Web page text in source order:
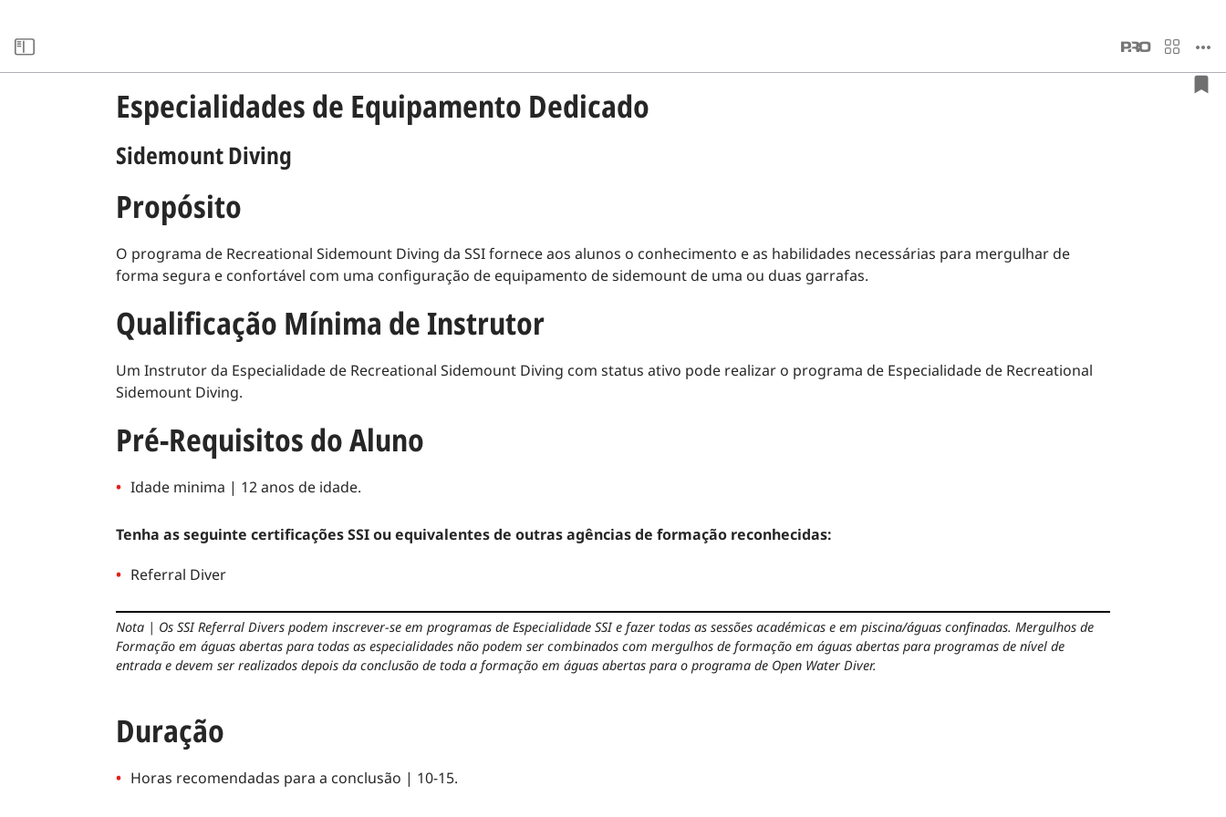
Especialidades de Equipamento Dedicado
Sidemount Diving
Propósito
O programa de Recreational Sidemount Diving da SSI fornece aos alunos o conhecimento e as habilidades necessárias para mergulhar de
forma segura e confortável com uma configuração de equipamento de sidemount de uma ou duas garrafas.
Qualificação Mínima de Instrutor
Um Instrutor da Especialidade de Recreational Sidemount Diving com status ativo pode realizar o programa de Especialidade de Recreational
Sidemount Diving.
Pré-Requisitos do Aluno
Idade minima | 12 anos de idade.
Tenha as seguinte certificações SSI ou equivalentes de outras agências de formação reconhecidas:
Referral Diver
Nota | Os SSI Referral Divers podem inscrever-se em programas de Especialidade SSI e fazer todas as sessões académicas e em piscina/águas confinadas. Mergulhos de
Formação em águas abertas para todas as especialidades não podem ser combinados com mergulhos de formação em águas abertas para programas de nível de
entrada e devem ser realizados depois da conclusão de toda a formação em águas abertas para o programa de Open Water Diver.
Duração
Horas recomendadas para a conclusão | 10-15.